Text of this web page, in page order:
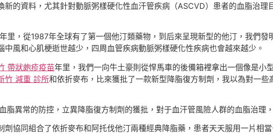
新的資料，尤其針對動脈粥樣硬化性血汗管疾病（ASCVD）患者的血脂治
里，從1987年全球有了第一個他汀類藥物，到后來呈現新型的他汀，我們
風和心肌梗逝世越少，四周血管疾病動脈粥樣硬化性疾病也會越來越少。
帶狀皰疹疫苗年里，我們一向牛土豪則從悍馬車的後備箱裡拿出一個像是小
竹 減重 診所和依折麥布，比來獲批了一款新型降脂復方制劑，我以為對一些
脂異常的防控，立異降脂復方制劑的獲批，對于血汗管風險人群的血脂治理
劑協同組合了依折麥布和阿托伐他汀兩種經典降脂藥，患者天天服用一片相